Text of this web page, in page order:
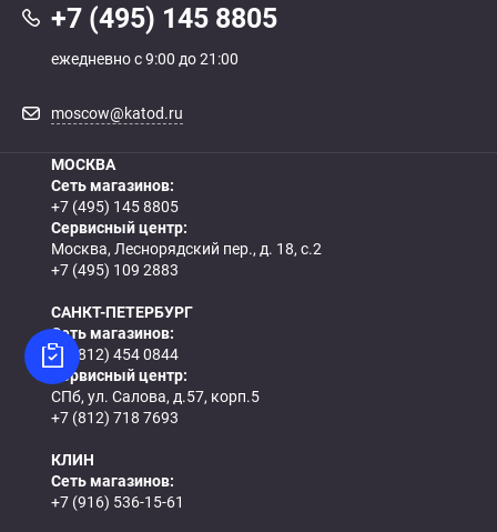
+7 (495) 145 8805
ежедневно с 9:00 до 21:00
moscow@katod.ru
МОСКВА
Сеть магазинов:
+7 (495) 145 8805
Сервисный центр:
Москва, Леснорядский пер., д. 18, с.2
+7 (495) 109 2883
САНКТ-ПЕТЕРБУРГ
Сеть магазинов:
+7 (812) 454 0844
Сервисный центр:
СПб, ул. Салова, д.57, корп.5
+7 (812) 718 7693
КЛИН
Сеть магазинов:
+7 (916) 536-15-61